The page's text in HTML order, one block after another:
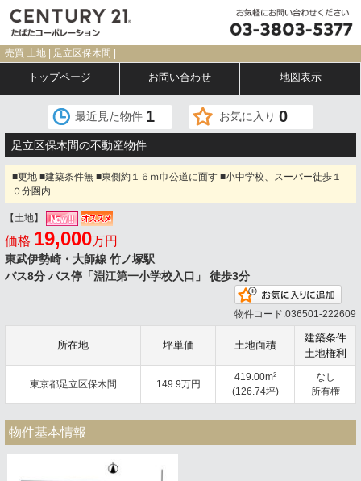
売買 土地 | 足立区保木間 |
トップページ お問い合わせ 地図表示
最近見た物件 1 お気に入り 0
足立区保木間の不動産物件
■更地 ■建築条件無 ■東側約１６ｍ巾公道に面す ■小中学校、スーパー徒歩１
０分圏内
【土地】
価格 19,000万円
東武伊勢崎・大師線 竹ノ塚駅
バス8分 バス停「淵江第一小学校入口」 徒歩3分
物件コード:036501-222609
所在地 坪単価 土地面積
建築条件
土地権利
東京都足立区保木間 149.9万円
419.00m2
(126.74坪)
なし
所有権
物件基本情報